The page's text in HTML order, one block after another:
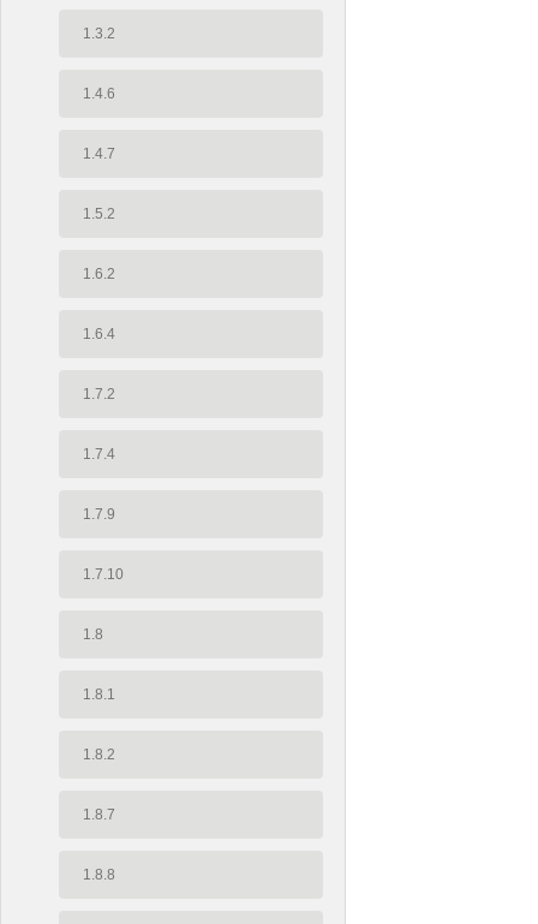
1.3.2
1.4.6
1.4.7
1.5.2
1.6.2
1.6.4
1.7.2
1.7.4
1.7.9
1.7.10
1.8
1.8.1
1.8.2
1.8.7
1.8.8